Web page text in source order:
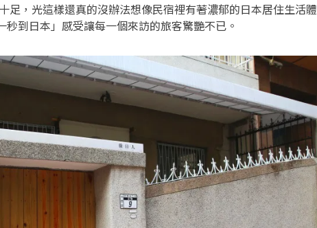
足，光這樣還真的沒辦法想像民宿裡有著濃郁的日本居住生活體
到日本」感受讓每一個來訪的旅客驚艷不已。